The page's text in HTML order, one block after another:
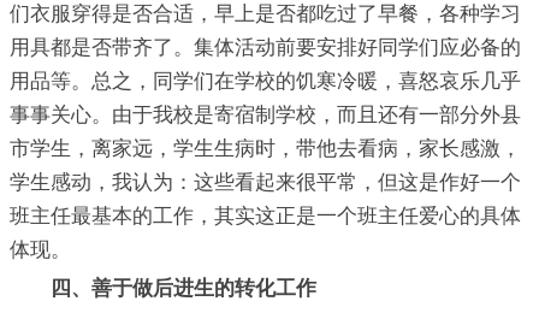
们衣服穿得是否合适，早上是否都吃过了早餐，各种学习
用具都是否带齐了。集体活动前要安排好同学们应必备的
用品等。总之，同学们在学校的饥寒冷暖，喜怒哀乐几乎
事事关心。由于我校是寄宿制学校，而且还有一部分外县
市学生，离家远，学生生病时，带他去看病，家长感激，
学生感动，我认为：这些看起来很平常，但这是作好一个
班主任最基本的工作，其实这正是一个班主任爱心的具体
体现。
四、善于做后进生的转化工作